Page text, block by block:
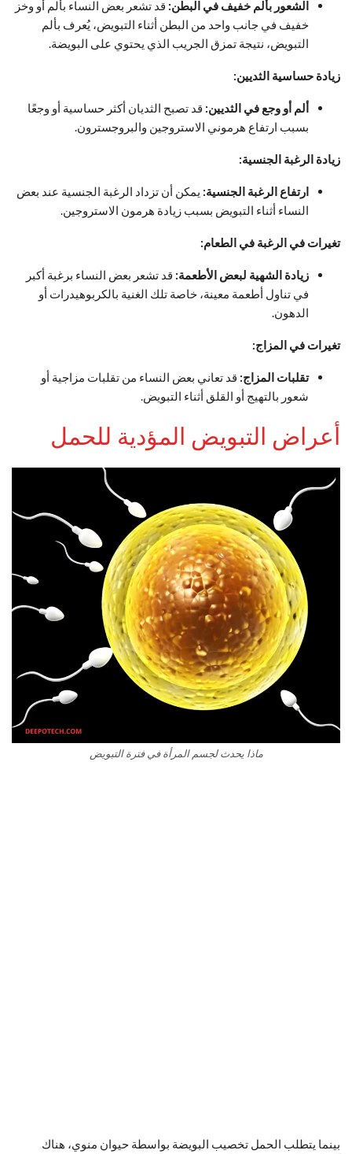
الشعور بألم خفيف في البطن: قد تشعر بعض النساء بألم أو وخز
خفيف في جانب واحد من البطن أثناء التبويض، يُعرف بألم
التبويض، نتيجة تمزق الجريب الذي يحتوي على البويضة.
زيادة حساسية الثديين:
ألم أو وجع في الثديين: قد تصبح الثديان أكثر حساسية أو وجعًا
بسبب ارتفاع هرموني الاستروجين والبروجسترون.
زيادة الرغبة الجنسية:
ارتفاع الرغبة الجنسية: يمكن أن تزداد الرغبة الجنسية عند بعض
النساء أثناء التبويض بسبب زيادة هرمون الاستروجين.
تغيرات في الرغبة في الطعام:
زيادة الشهية لبعض الأطعمة: قد تشعر بعض النساء برغبة أكبر
في تناول أطعمة معينة، خاصة تلك الغنية بالكربوهيدرات أو
الدهون.
تغيرات في المزاج:
تقلبات المزاج: قد تعاني بعض النساء من تقلبات مزاجية أو
شعور بالتهيج أو القلق أثناء التبويض.
أعراض التبويض المؤدية للحمل
ماذا يحدث لجسم المرأة في فترة التبويض
بينما يتطلب الحمل تخصيب البويضة بواسطة حيوان منوي، هناك